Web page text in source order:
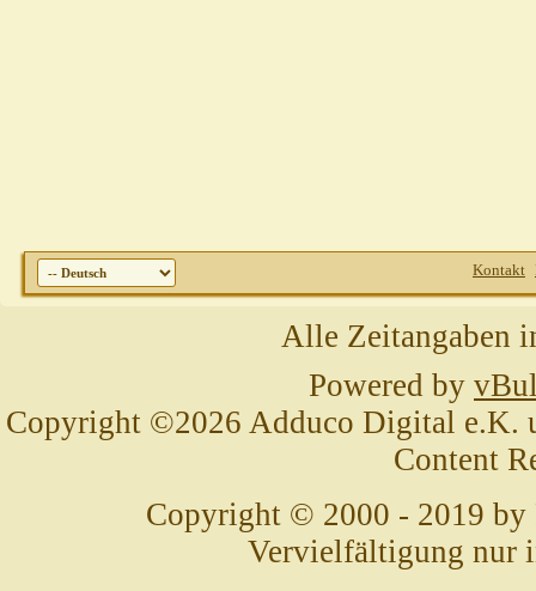
Kontakt
Alle Zeitangaben
Powered by
Copyright ©2026 Adduco Digital e.K.
Content
Copyright © 2000 - 2019 by
Vervielfältigung nur